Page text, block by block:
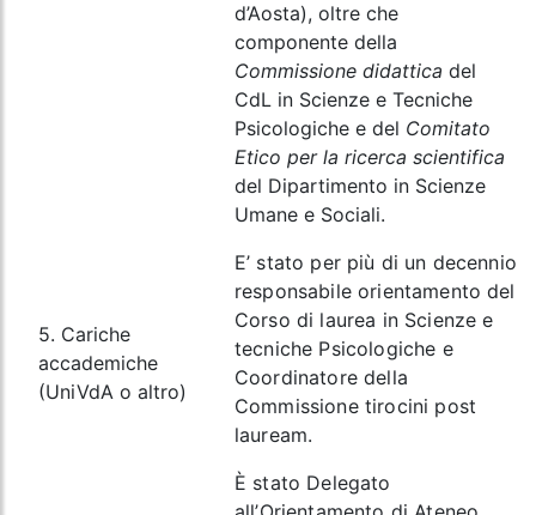
5. Cariche
accademiche
(UniVdA o altro)
d’Aosta), oltre che
componente della
Commissione didattica del
CdL in Scienze e Tecniche
Psicologiche e del Comitato
Etico per la ricerca scientifica
del Dipartimento in Scienze
Umane e Sociali.
E’ stato per più di un decennio
responsabile orientamento del
Corso di laurea in Scienze e
tecniche Psicologiche e
Coordinatore della
Commissione tirocini post
lauream.
È stato Delegato